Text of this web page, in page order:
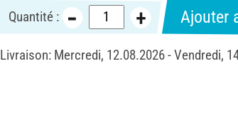
Quantité : Ajouter
Livraison: Mercredi, 12.08.2026 - Vendredi,